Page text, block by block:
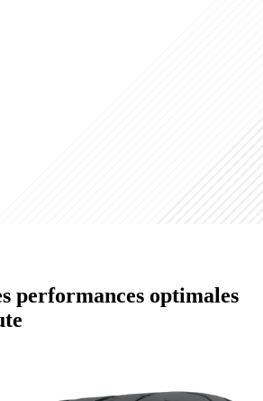
performances optimales